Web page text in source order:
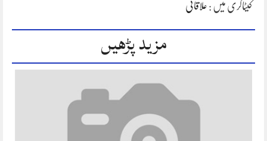
کیٹاگری میں : علاقائی
مزید پڑھیں